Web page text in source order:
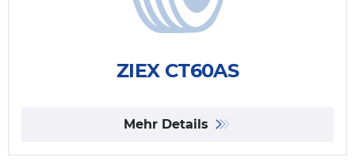
ZIEX CT60AS
Mehr Details